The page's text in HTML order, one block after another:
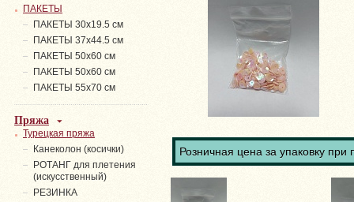
Розничная цена за упаковку при
ПАКЕТЫ
ПАКЕТЫ 30х19.5 см
ПАКЕТЫ 37х44.5 см
ПАКЕТЫ 50х60 см
ПАКЕТЫ 50х60 см
ПАКЕТЫ 55х70 см
Пряжа
Турецкая пряжа
Канеколон (косички)
РОТАНГ для плетения
(искусственный)
PЕЗИНКА